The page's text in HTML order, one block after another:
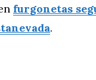
furgonetas
.